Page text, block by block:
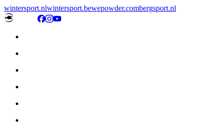
wintersport.nlwintersport.bewepowder.combergsport.nl